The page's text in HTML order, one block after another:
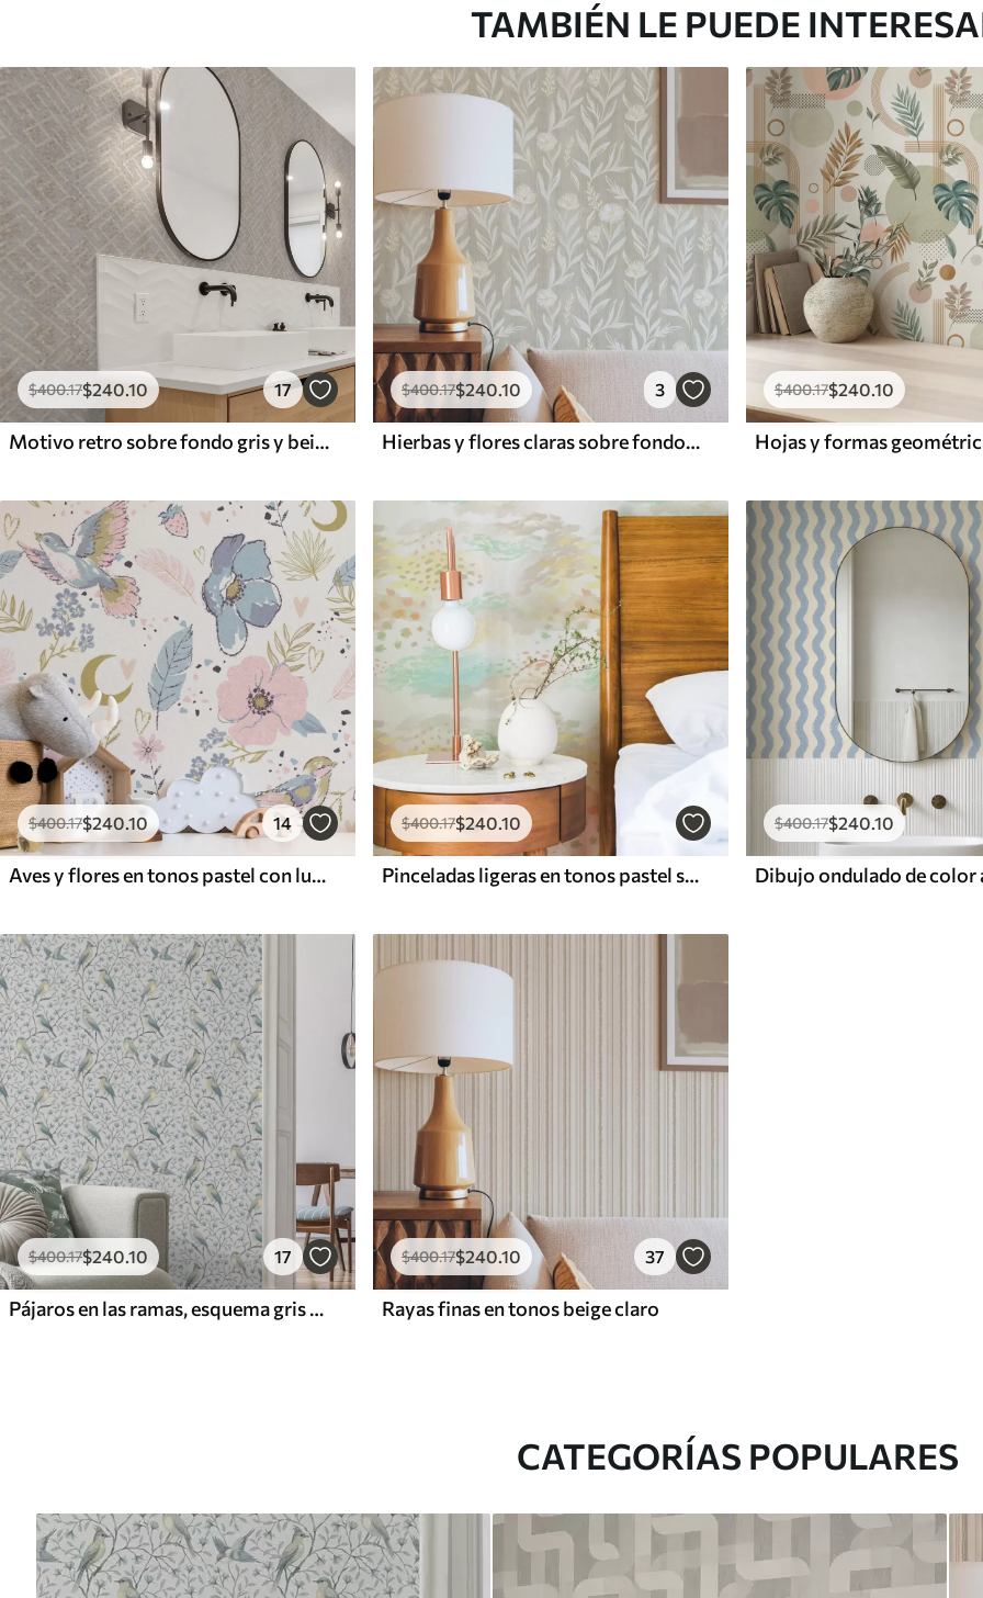
TAMBIÉN LE PUEDE
$400.17$240.10 17
Motivo retro sobre fondo gris y beige
$400.17$240.10 3
Hierbas y flores claras sobre fondo beige, líneas esquemáticas
$400.17$240.10
$400.17$240.10 14
Aves y flores en tonos pastel con lunas crecientes sobre fondo blanco
$400.17$240.10
Pinceladas ligeras en tonos pastel sobre un fondo casi blanco
$400.17$240.10
$400.17$240.10 17
Pájaros en las ramas, esquema gris azulado
$400.17$240.10 37
Rayas finas en tonos beige claro
CATEGORÍAS POPULARES